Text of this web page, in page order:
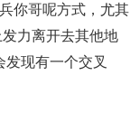
你哥呢方式，尤其
力离开去其他地
现有一个交叉